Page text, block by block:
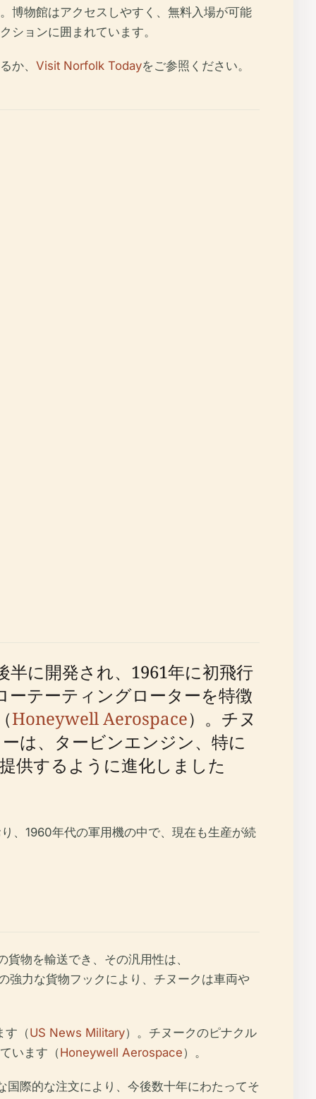
博物館はアクセスしやすく、無料入場が可能
ションに囲まれています。
か、 Visit Norfolk Todayをご参照ください。
に開発され、1961年に初飛行
ーテーティングローターを特徴
Honeywell Aerospace）。チヌ
は、タービンエンジン、特に
供するように進化しました
、1960年代の軍用機の中で、現在も生産が続
物を輸送でき、その汎用性は、
強力な貨物フックにより、チヌークは車両や
す（US News Military）。チヌークのピナクル
います（Honeywell Aerospace）。
際的な注文により、今後数十年にわたってそ